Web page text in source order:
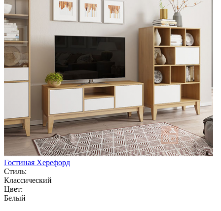
Гостиная Херефорд
Стиль:
Классический
Цвет:
Белый